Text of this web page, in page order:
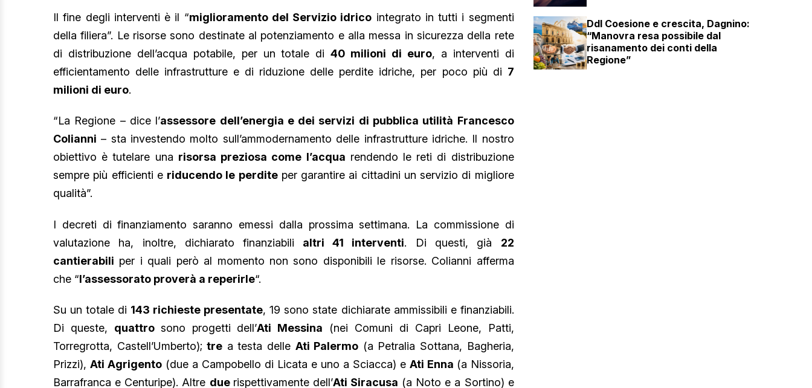
Il fine degli interventi è il “miglioramento del Servizio idrico integrato in tutti i segmenti
della filiera”. Le risorse sono destinate al potenziamento e alla messa in sicurezza della rete
di distribuzione dell’acqua potabile, per un totale di40 milioni di euro, a interventi di
efficientamento delle infrastrutture e di riduzione delle perdite idriche, per poco più di 7
milioni di euro.
“La Regione – dice l’assessore dell’energia e dei servizi di pubblica utilità Francesco
Colianni – sta investendo molto sull’ammodernamento delle infrastrutture idriche. Il nostro
obiettivo è tutelare una risorsa preziosa come l’acqua rendendo le reti di distribuzione
sempre più efficienti e riducendo le perditeper garantire ai cittadini un servizio di migliore
qualità”.
I decreti di finanziamento saranno emessi dalla prossima settimana. La commissione di
valutazione ha, inoltre, dichiarato finanziabili altri 41 interventi. Di questi, già 22
cantierabili per i quali però al momento non sono disponibili le risorse. Colianni afferma
che “l’assessorato proverà a reperirle“.
Su un totale di 143 richieste presentate, 19 sono state dichiarate ammissibili e finanziabili.
Di queste, quattro sono progetti dell’Ati Messina (nei Comuni di Capri Leone, Patti,
Torregrotta, Castell’Umberto);tre a testa delle Ati Palermo (a Petralia Sottana, Bagheria,
Prizzi), Ati Agrigento(due a Campobello di Licata e uno a Sciacca) e Ati Enna (a Nissoria,
Barrafranca e Centuripe). Altre due rispettivamente dell’Ati Siracusa (a Noto e a Sortino) e
Ddl Coesione e crescita, Dagnino:
“Manovra resa possibile dal
risanamento dei conti della
Regione”